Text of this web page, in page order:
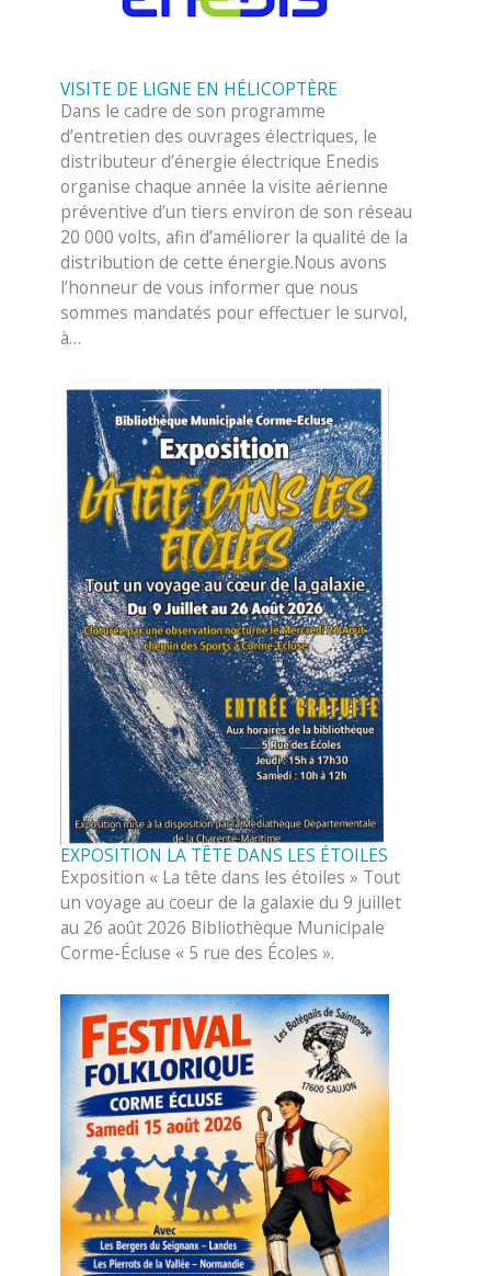
VISITE DE LIGNE EN HÉLICOPTÈRE
Dans le cadre de son programme
d’entretien des ouvrages électriques, le
distributeur d’énergie électrique Enedis
organise chaque année la visite aérienne
préventive d’un tiers environ de son réseau
20 000 volts, afin d’améliorer la qualité de la
distribution de cette énergie.Nous avons
l’honneur de vous informer que nous
sommes mandatés pour effectuer le survol,
à…
EXPOSITION LA TÊTE DANS LES ÉTOILES
Exposition « La tête dans les étoiles » Tout
un voyage au coeur de la galaxie du 9 juillet
au 26 août 2026 Bibliothèque Municipale
Corme-Écluse « 5 rue des Écoles ».